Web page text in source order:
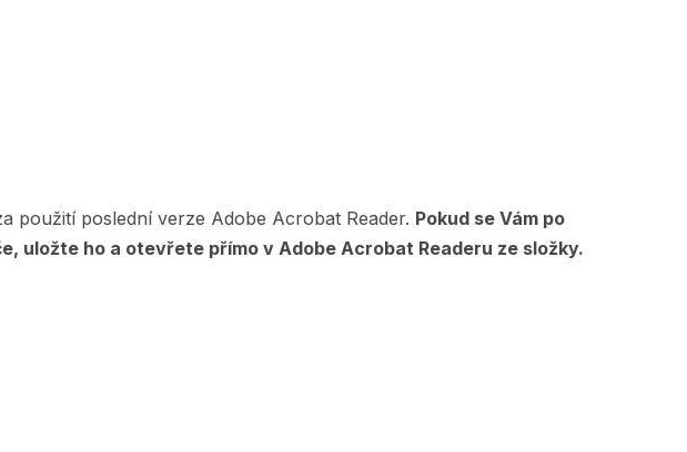
použití poslední verze Adobe Acrobat Reader. Pokud se Vám po
uložte ho a otevřete přímo v Adobe Acrobat Readeru ze složky.